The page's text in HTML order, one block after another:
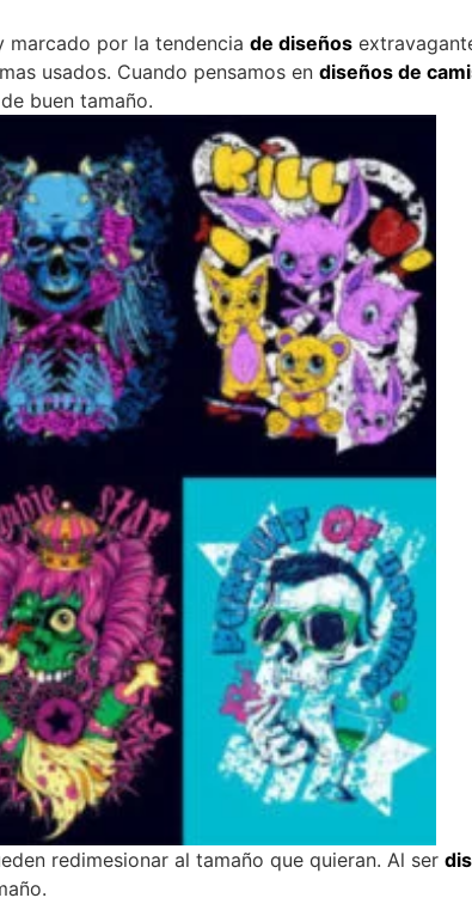
marcado por la tendencia de diseños
usados. Cuando pensamos en diseños de
buen tamaño.
redimesionar al tamaño que quieran. Al ser